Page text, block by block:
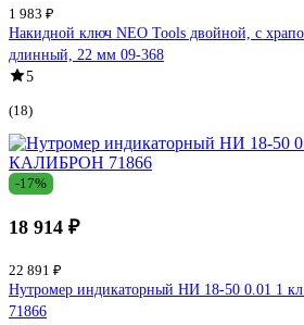
1 983 ₽
Накидной ключ NEO Tools двойной, с
длинный, 22 мм 09-368
5
(18)
-17%
18 914 ₽
22 891 ₽
Нутромер индикаторный НИ 18-50 0.01 1
71866